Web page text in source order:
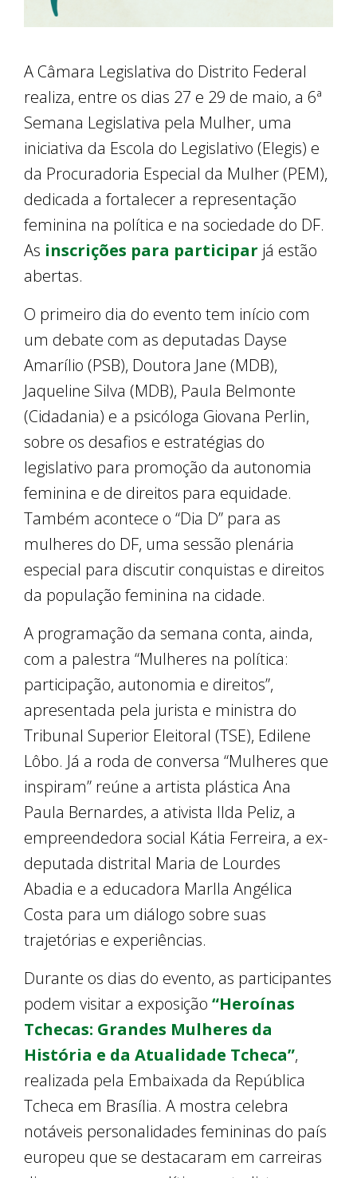
A Câmara Legislativa do Distrito Federal
realiza, entre os dias 27 e 29 de maio, a 6ª
Semana Legislativa pela Mulher, uma
iniciativa da Escola do Legislativo (Elegis) e
da Procuradoria Especial da Mulher (PEM),
dedicada a fortalecer a representação
feminina na política e na sociedade do DF.
As inscrições para participar já estão
abertas.
O primeiro dia do evento tem início com
um debate com as deputadas Dayse
Amarílio (PSB), Doutora Jane (MDB),
Jaqueline Silva (MDB), Paula Belmonte
(Cidadania) e a psicóloga Giovana Perlin,
sobre os desafios e estratégias do
legislativo para promoção da autonomia
feminina e de direitos para equidade.
Também acontece o “Dia D” para as
mulheres do DF, uma sessão plenária
especial para discutir conquistas e direitos
da população feminina na cidade.
A programação da semana conta, ainda,
com a palestra “Mulheres na política:
participação, autonomia e direitos”,
apresentada pela jurista e ministra do
Tribunal Superior Eleitoral (TSE), Edilene
Lôbo. Já a roda de conversa “Mulheres que
inspiram” reúne a artista plástica Ana
Paula Bernardes, a ativista Ilda Peliz, a
empreendedora social Kátia Ferreira, a ex-
deputada distrital Maria de Lourdes
Abadia e a educadora Marlla Angélica
Costa para um diálogo sobre suas
trajetórias e experiências.
Durante os dias do evento, as participantes
podem visitar a exposição “Heroínas
Tchecas: Grandes Mulheres da
História e da Atualidade Tcheca”,
realizada pela Embaixada da República
Tcheca em Brasília. A mostra celebra
notáveis personalidades femininas do país
europeu que se destacaram em carreiras